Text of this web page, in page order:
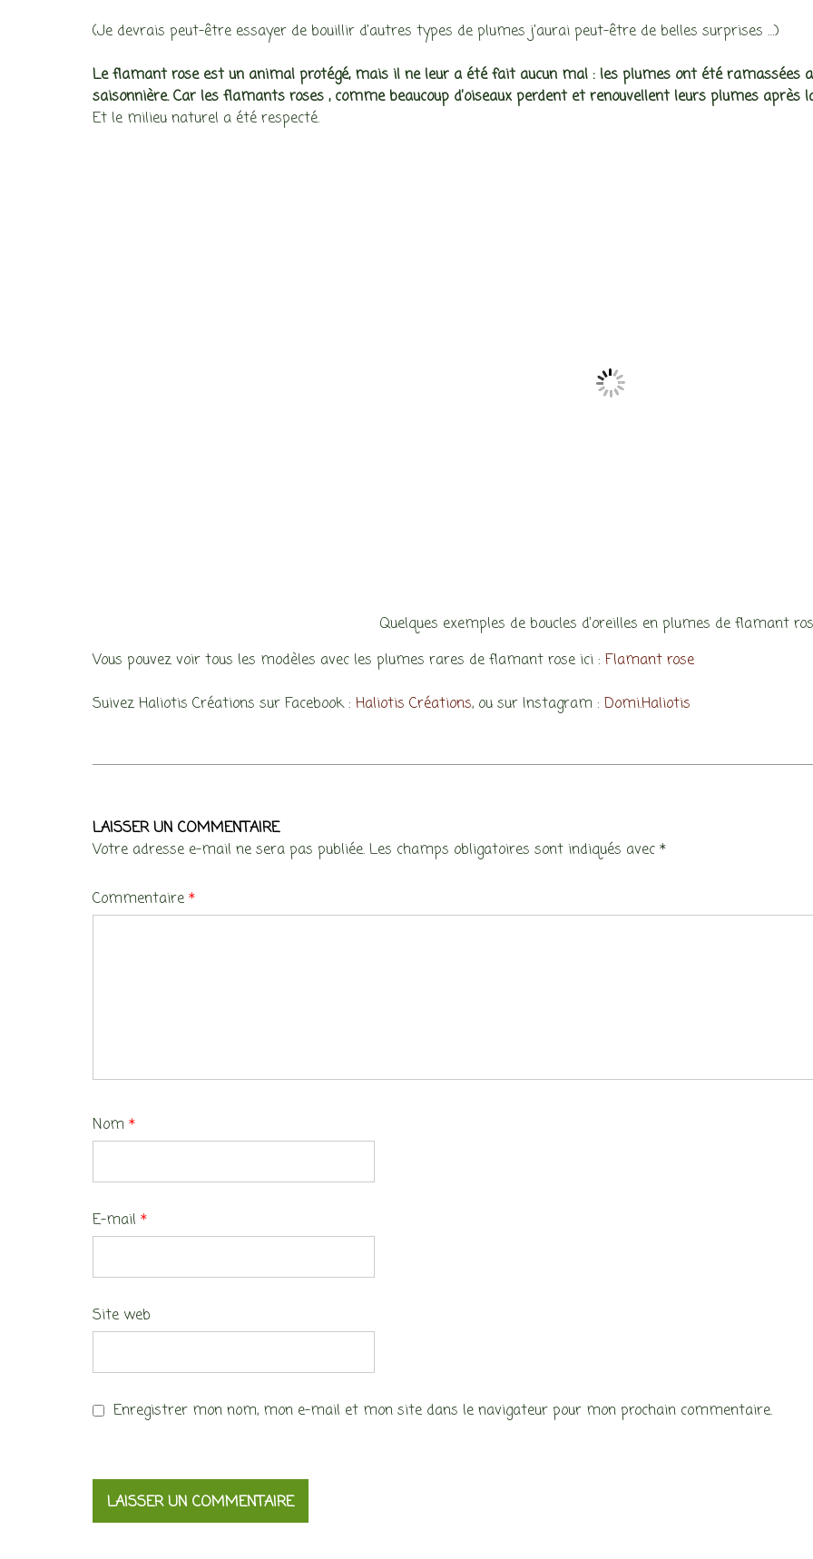
(Je devrais peut-être essayer de bouillir d’autres types de plumes j’aurai peut-être de belles surprises …)
Le flamant rose est un animal protégé, mais il ne leur a été fait aucun mal : les plumes ont été ramassées
saisonnière. Car les flamants roses , comme beaucoup d’oiseaux perdent et renouvellent leurs plumes après
Et le milieu naturel a été respecté.
Quelques exemples de boucles d’oreilles en plumes de flamant
Vous pouvez voir tous les modèles avec les plumes rares de flamant rose ici : Flamant rose
Suivez Haliotis Créations sur Facebook : Haliotis Créations, ou sur Instagram : Domi.Haliotis
LAISSER UN COMMENTAIRE
Votre adresse e-mail ne sera pas publiée. Les champs obligatoires sont indiqués avec *
Commentaire *
Nom *
E-mail *
Site web
Enregistrer mon nom, mon e-mail et mon site dans le navigateur pour mon prochain commentaire.